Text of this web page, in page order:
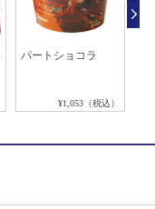
パートショコラ
¥1,053（税込）